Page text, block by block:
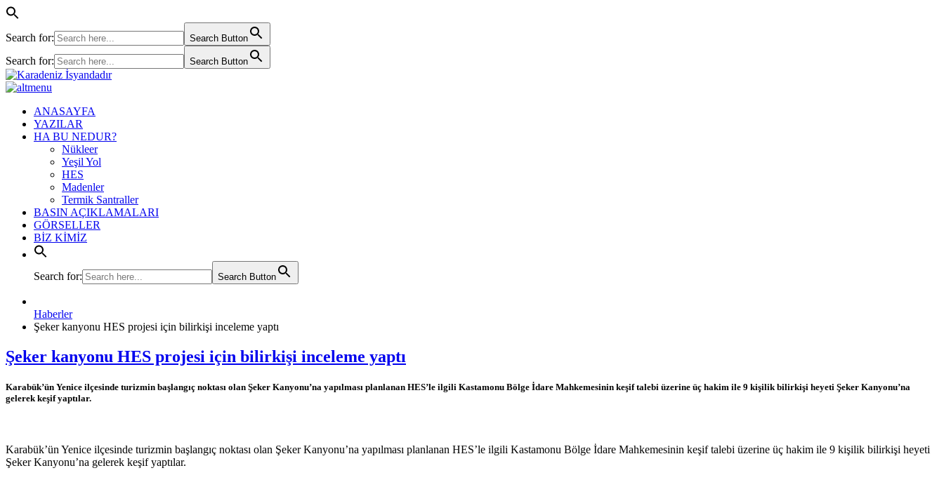
Search for: Search Button
Search for: Search Button
ANASAYFA
YAZILAR
HA BU NEDUR?
Nükleer
Yeşil Yol
HES
Madenler
Termik Santraller
BASIN AÇIKLAMALARI
GÖRSELLER
BİZ KİMİZ
Search for: Search Button
Haberler
Şeker kanyonu HES projesi için bilirkişi inceleme yaptı
Şeker kanyonu HES projesi için bilirkişi inceleme yaptı
Karabük’ün Yenice ilçesinde turizmin başlangıç noktası olan Şeker Kanyonu’na yapılması planlanan HES’le ilgili Kastamonu Bölge İdare Mahkemesinin keşif talebi üzerine üç hakim ile 9 kişilik bilirkişi heyeti Şeker Kanyonu’na
gelerek keşif yaptılar.
Karabük’ün Yenice ilçesinde turizmin başlangıç noktası olan Şeker Kanyonu’na yapılması planlanan HES’le ilgili Kastamonu Bölge İdare Mahkemesinin keşif talebi üzerine üç hakim ile 9 kişilik bilirkişi heyeti
Şeker Kanyonu’na gelerek keşif yaptılar.